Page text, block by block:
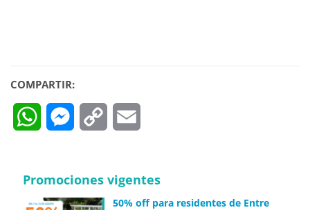
COMPARTIR:
WhatsAppMessenger
Copy
Promociones vigentes
50% off para residentes de Entre